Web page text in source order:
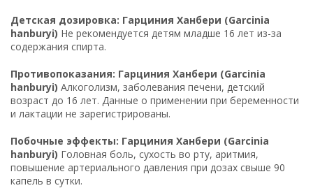
Детская дозировка: Гарциния Ханбери (Garcinia
hanburyi) Не рекомендуется детям младше 16 лет из-за
содержания спирта.
Противопоказания: Гарциния Ханбери (Garcinia
hanburyi) Алкоголизм, заболевания печени, детский
возраст до 16 лет. Данные о применении при беременности
и лактации не зарегистрированы.
Побочные эффекты: Гарциния Ханбери (Garcinia
hanburyi) Головная боль, сухость во рту, аритмия,
повышение артериального давления при дозах свыше 90
капель в сутки.